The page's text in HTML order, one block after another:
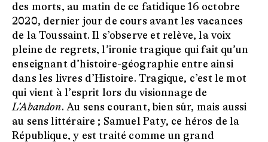
des morts, au matin de ce fatidique 16 octobre
2020, dernier jour de cours avant les vacances
de la Toussaint. Il s’observe et relève, la voix
pleine de regrets, l’ironie tragique qui fait qu’un
enseignant d’histoire-géographie entre ainsi
dans les livres d’Histoire. Tragique, c’est le mot
qui vient à l’esprit lors du visionnage de
L’Abandon. Au sens courant, bien sûr, mais aussi
au sens littéraire ; Samuel Paty, ce héros de la
République, y est traité comme un grand